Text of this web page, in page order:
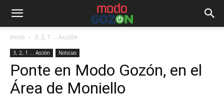
Inicio 3, 2, 1 ... Acción
3, 2, 1 ... Acción Noticias
Ponte en Modo Gozón, en el
Área de Moniello